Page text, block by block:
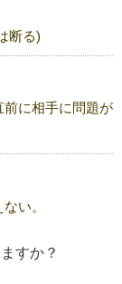
断る)
に相手に問題が
い。
すか？